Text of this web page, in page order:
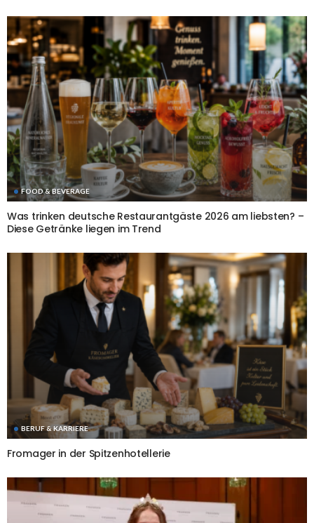
FOOD & BEVERAGE
Was trinken deutsche Restaurantgäste 2026 am liebsten? –
Diese Getränke liegen im Trend
BERUF & KARRIERE
Fromager in der Spitzenhotellerie